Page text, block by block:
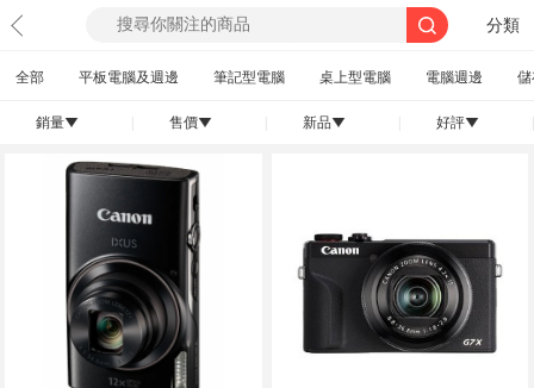
分類
全部 平板電腦及週邊 筆記型電腦 桌上型電腦 電腦週邊
銷量󰄢 售價󰄢 新品󰄢 好評󰄢